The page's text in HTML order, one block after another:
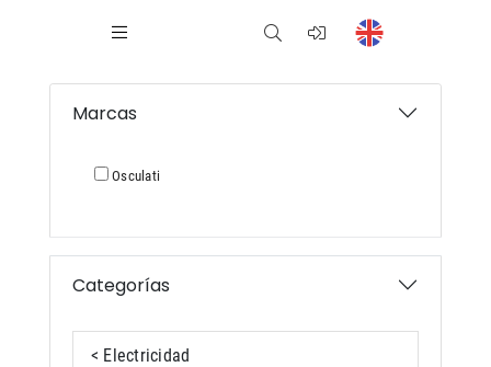
Marcas
Osculati
Categorías
< Electricidad